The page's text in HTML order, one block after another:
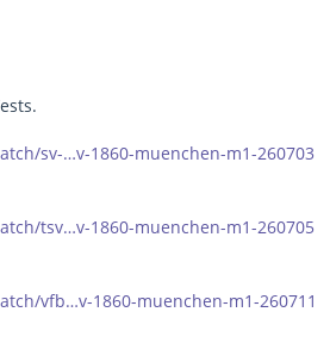
sv-…v-1860-muenchen-m1-260703
tsv…v-1860-muenchen-m1-260705
vfb…v-1860-muenchen-m1-260711